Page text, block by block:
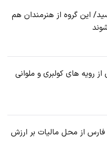
این گروه از هنرمندان هم
رویه های کولبری و ملوانی
فارس از محل مالیات بر ارزش